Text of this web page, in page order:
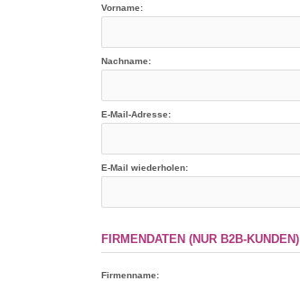
Vorname:
Nachname:
E-Mail-Adresse:
E-Mail wiederholen:
FIRMENDATEN (NUR B2B-KUNDEN)
Firmenname: